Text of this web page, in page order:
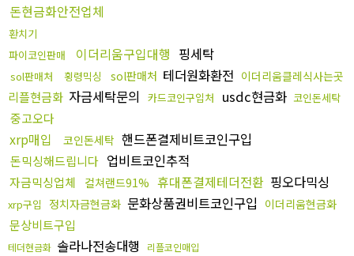
돈현금화안전업체
환치기
파이코인판매
이더리움구입대행 핑세탁
sol판매처 횡령믹싱 sol판매처 테더원화환전 이더리움클레식사는곳
리플현금화 자금세탁문의 카드코인구입처 usdc현금화 코인돈세탁
중고오다
xrp매입 코인돈세탁 핸드폰결제비트코인구입
돈믹싱해드립니다 업비트코인추적
자금믹싱업체 컬쳐랜드91% 휴대폰결제테더전환 핑오다믹싱
xrp구입 정치자금현금화 문화상품권비트코인구입 이더리움현금화
문상비트구입
테더현금화 솔라나전송대행 리플코인매입